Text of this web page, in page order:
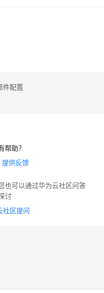
件配置
帮助？
提供反馈
也可以通过华为云社区问答
讨
社区提问